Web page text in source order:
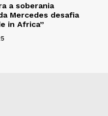
a soberania
Mercedes desafia
in Africa”